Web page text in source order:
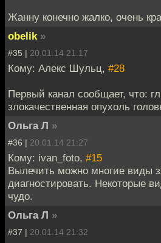
Жанну конечно жалко, очень
obelik »
#35 | 20.01.14 21:17
Кому: Алекс Шульц, #28
Первый канал сообщает, что:
злокачественная опухоль
Ольга Л »
#36 | 20.01.14 21:27
Кому: ivan_foto, #15
Вылечить можно многие виды
диагностировать. Некоторые
чудо.
Ольга Л »
#37 | 20.01.14 21:32